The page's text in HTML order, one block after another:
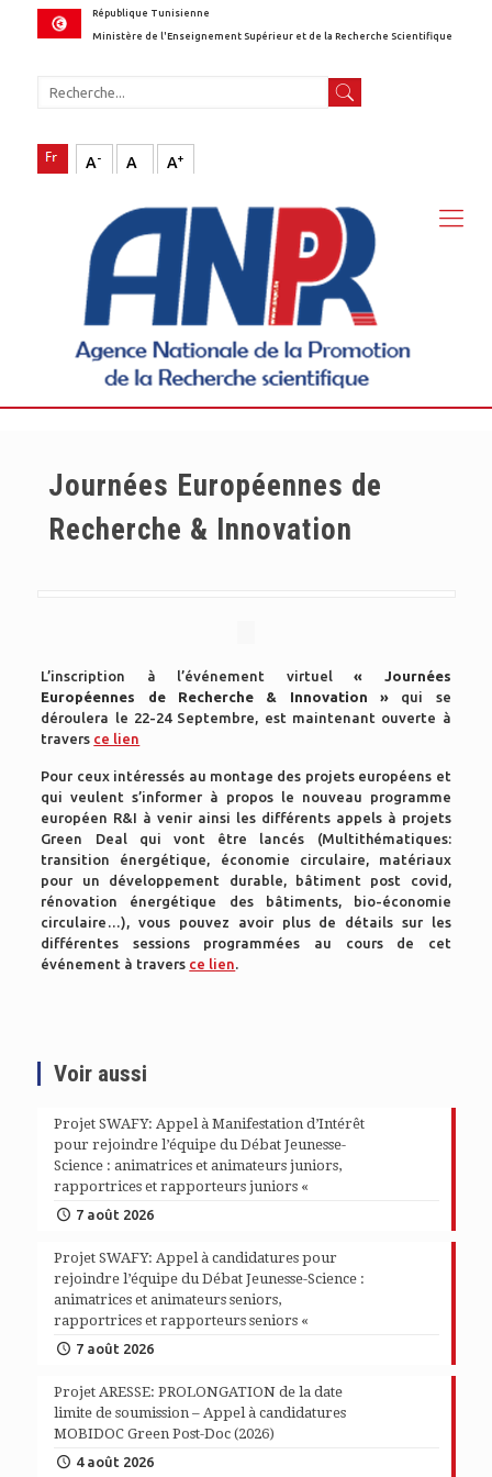
République Tunisienne
Ministère de l'Enseignement Supérieur et de la Recherche Scientifique
A- A A+
Journées Européennes de
Recherche & Innovation
L’inscription à l’événement virtuel« Journées
Européennes de Recherche & Innovation » qui se
déroulera le 22-24 Septembre, est maintenant ouverte à
travers ce lien
Pour ceux intéressés au montage des projets européens et
qui veulent s’informer à propos le nouveau programme
européen R&I à venir ainsi les différents appels à projets
Green Deal qui vont être lancés (Multithématiques:
transition énergétique, économie circulaire, matériaux
pour un développement durable, bâtiment post covid,
rénovation énergétique des bâtiments, bio-économie
circulaire…), vous pouvez avoir plus de détails sur les
différentes sessions programmées au cours de cet
événement à travers ce lien.
Voir aussi
Projet SWAFY: Appel à Manifestation d’Intérêt
pour rejoindre l’équipe du Débat Jeunesse-
Science : animatrices et animateurs juniors,
rapportrices et rapporteurs juniors «
7 août 2026
Projet SWAFY: Appel à candidatures pour
rejoindre l’équipe du Débat Jeunesse-Science :
animatrices et animateurs seniors,
rapportrices et rapporteurs seniors «
7 août 2026
Projet ARESSE: PROLONGATION de la date
limite de soumission – Appel à candidatures
MOBIDOC Green Post-Doc (2026)
4 août 2026